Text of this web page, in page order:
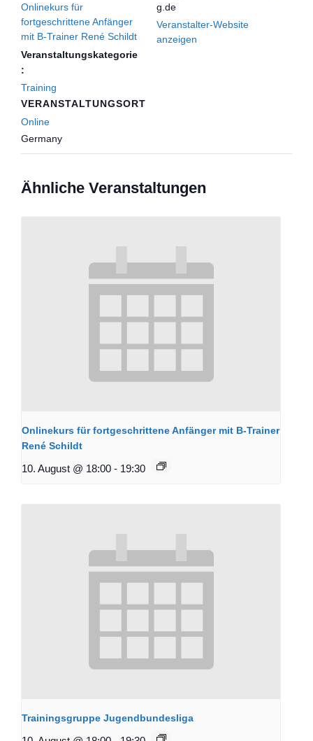
Onlinekurs für
fortgeschrittene Anfänger
mit B-Trainer René Schildt
Veranstaltungskategorie
:
Training
VERANSTALTUNGSORT
Online
Germany
g.de
Veranstalter-Website
anzeigen
Ähnliche Veranstaltungen
Onlinekurs für fortgeschrittene Anfänger mit B-Trainer
René Schildt
10. August @ 18:00 - 19:30
Trainingsgruppe Jugendbundesliga